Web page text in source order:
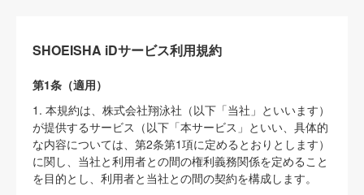
SHOEISHA iDサービス利用規約
第1条（適用）
1. 本規約は、株式会社翔泳社（以下「当社」といいます）
が提供するサービス（以下「本サービス」といい、具体的
な内容については、第2条第1項に定めるとおりとします）
に関し、当社と利用者との間の権利義務関係を定めること
を目的とし、利用者と当社との間の契約を構成します。